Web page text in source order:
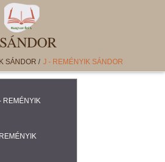
SÁNDOR / J - REMÉNYIK SÁNDOR
REMÉNYIK